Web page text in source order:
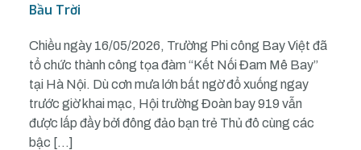
Bầu Trời
Chiều ngày 16/05/2026, Trường Phi công Bay Việt đã
tổ chức thành công tọa đàm “Kết Nối Đam Mê Bay”
tại Hà Nội. Dù cơn mưa lớn bất ngờ đổ xuống ngay
trước giờ khai mạc, Hội trường Đoàn bay 919 vẫn
được lấp đầy bởi đông đảo bạn trẻ Thủ đô cùng các
bậc […]